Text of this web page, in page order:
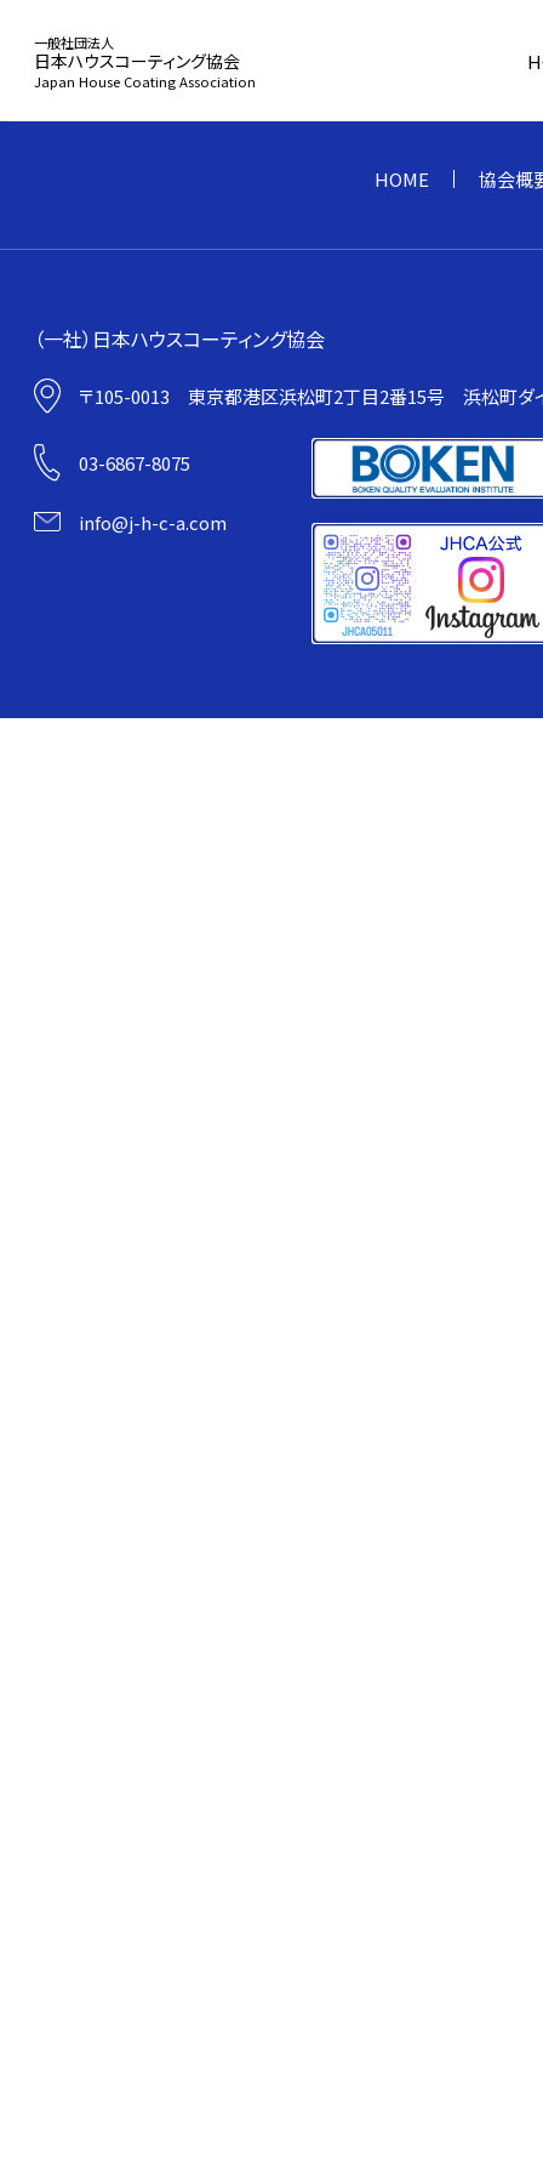
一般社団法人
日本ハウスコーティング協会
Japan House Coating Association
HOME
事業活動
加盟店一覧
HOME 協会概
（一社）日本ハウスコーティング協会
〒105-0013 東京都港区浜松町2丁目2番15号 浜松町ダ
03-6867-8075
info@j-h-c-a.com